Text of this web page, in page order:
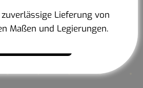
Lieferung von
Maßen und Legierungen.